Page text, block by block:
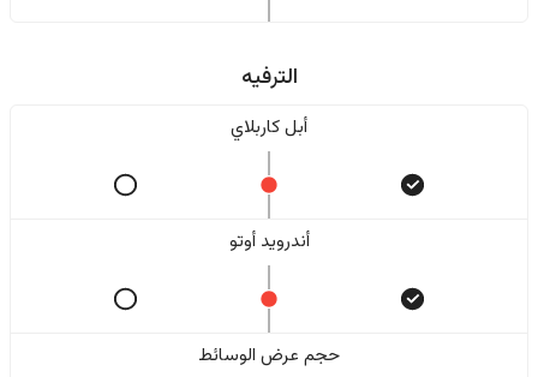
الترفيه
أبل كاربلاي
أندرويد أوتو
حجم عرض الوسائط